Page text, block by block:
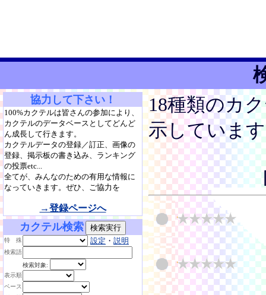
協力して下さい！
100%カクテルは皆さんの参加により、
カクテルのデータベースとしてどんど
ん成長して行きます。
カクテルデータの登録／訂正、画像の
登録、掲示板の書き込み、ランキング
の投票etc...
全てが、みんなのための有用な情報に
なっていきます。ぜひ、ご協力を
→登録ページへ
カクテル検索
特 殊 設定 ・ 説明
検索語
検索対象:
表示順
ベース
18種類のカ
示していま